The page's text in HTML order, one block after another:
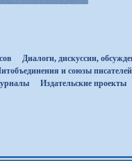
Диалоги, дискуссии,
и союзы писателей
Издательские проекты